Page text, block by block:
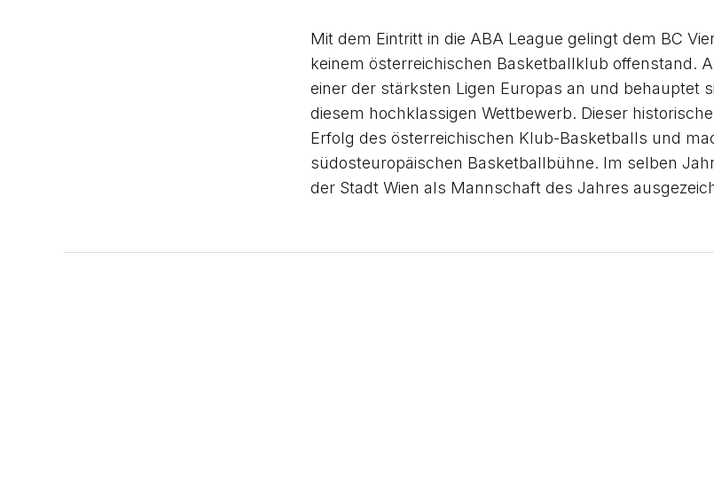
Mit dem Eintritt in die ABA League gelingt dem BC
keinem österreichischen Basketballklub offenstand.
einer der stärksten Ligen Europas an und behauptet
diesem hochklassigen Wettbewerb. Dieser
Erfolg des österreichischen Klub-Basketballs und
südosteuropäischen Basketballbühne. Im selben
der Stadt Wien als Mannschaft des Jahres